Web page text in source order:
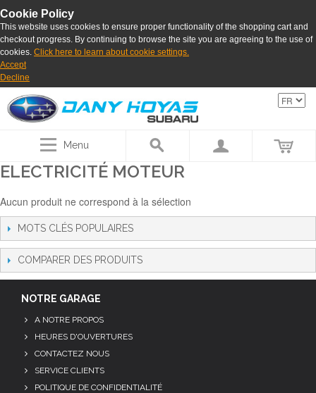
Cookie Policy
This website uses cookies to ensure proper functionality of the shopping cart and
checkout progress. By continuing to browse the site you are agreeing to the use of
cookies. Click here to learn about cookie settings.
Accept
Decline
Menu
ELECTRICITÉ MOTEUR
Aucun produit ne correspond à la sélection
MOTS CLÉS POPULAIRES
COMPARER DES PRODUITS
NOTRE GARAGE
A NOTRE PROPOS
HEURES D'OUVERTURES
CONTACTEZ NOUS
SERVICE CLIENTS
POLITIQUE DE CONFIDENTIALITÉ